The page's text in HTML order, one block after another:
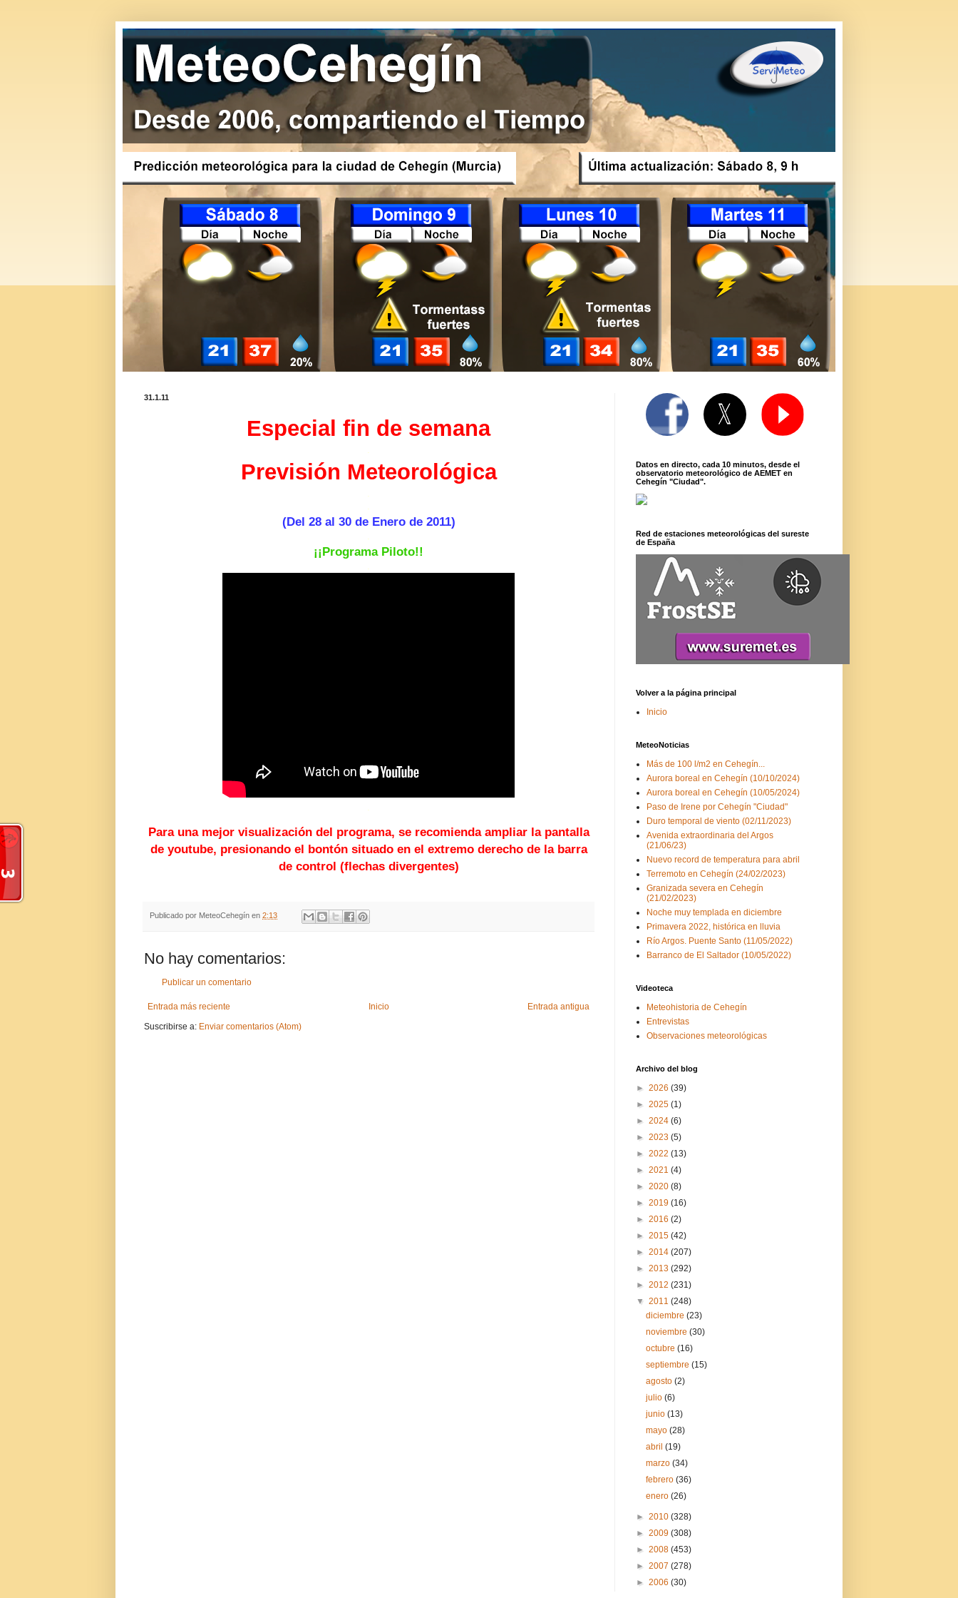
31.1.11
Especial fin de semana
.
Previsión Meteorológica
.
.
(Del 28 al 30 de Enero de 2011)
.
¡¡Programa Piloto!!
.
.
Para una mejor visualización del programa, se recomienda ampliar la pantalla
de youtube, presionando el bontón situado en el extremo derecho de la barra
de control (flechas divergentes)
Publicado por MeteoCehegín en 2:13
No hay comentarios:
Publicar un comentario
Entrada más reciente Entrada antigua
Inicio
Suscribirse a: Enviar comentarios (Atom)
Datos en directo, cada 10 minutos, desde el
observatorio meteorológico de AEMET en
Cehegín "Ciudad".
Red de estaciones meteorológicas del sureste
de España
Volver a la página principal
Inicio
MeteoNoticias
Más de 100 l/m2 en Cehegín...
Aurora boreal en Cehegín (10/10/2024)
Aurora boreal en Cehegín (10/05/2024)
Paso de Irene por Cehegín "Ciudad"
Duro temporal de viento (02/11/2023)
Avenida extraordinaria del Argos
(21/06/23)
Nuevo record de temperatura para abril
Terremoto en Cehegín (24/02/2023)
Granizada severa en Cehegín
(21/02/2023)
Noche muy templada en diciembre
Primavera 2022, histórica en lluvia
Río Argos. Puente Santo (11/05/2022)
Barranco de El Saltador (10/05/2022)
Videoteca
Meteohistoria de Cehegín
Entrevistas
Observaciones meteorológicas
Archivo del blog
► 2026 (39)
► 2025 (1)
► 2024 (6)
► 2023 (5)
► 2022 (13)
► 2021 (4)
► 2020 (8)
► 2019 (16)
► 2016 (2)
► 2015 (42)
► 2014 (207)
► 2013 (292)
► 2012 (231)
▼ 2011 (248)
diciembre(23)
noviembre(30)
octubre(16)
septiembre(15)
agosto(2)
julio(6)
junio(13)
mayo(28)
abril(19)
marzo(34)
febrero(36)
enero(26)
► 2010 (328)
► 2009 (308)
► 2008 (453)
► 2007 (278)
► 2006 (30)